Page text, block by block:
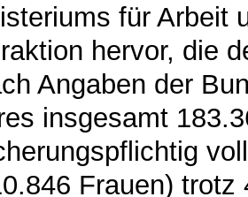
für Arbeit
hervor, die
Angaben der
insgesamt
Frauen)